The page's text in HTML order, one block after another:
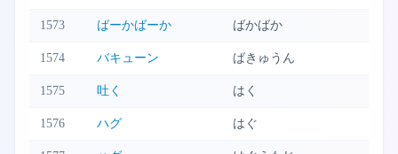
1573 ばーかばーか ばかばか
1574 バキューン ばきゅうん
1575 吐く はく
1576 ハグ はぐ